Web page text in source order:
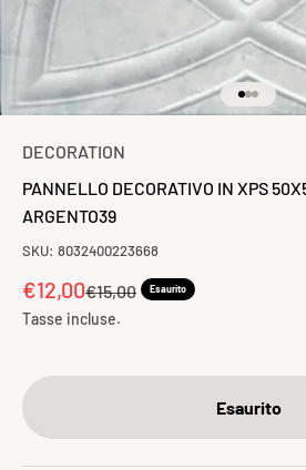
Vai
Vai
Vai
DECORATION
PANNELLO DECORATIVO IN XPS
ARGENTO39
SKU: 8032400223668
Prezzo scontato
€12,00Prezzo
€15,00 Esaurito
Tasse incluse.
Esaurito